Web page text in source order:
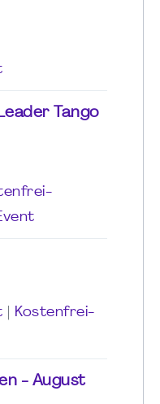
Tango
Kostenfrei-
- August